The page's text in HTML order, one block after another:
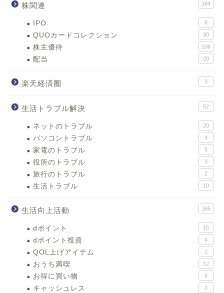
株関連 164
IPO 8
QUOカードコレクション 30
株主優待 106
配当 20
楽天経済圏 3
生活トラブル解決 52
ネットのトラブル 20
パソコントラブル 4
家電のトラブル 5
役所のトラブル 3
旅行のトラブル 2
生活トラブル 10
生活向上活動 165
dポイント 15
dポイント投資 4
QOL上げアイテム 1
おうち満喫 12
お得に買い物 6
キャッシュレス 3